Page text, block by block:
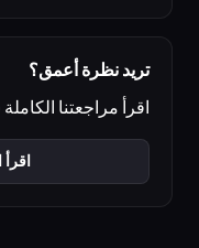
تريد نظرة أعمق؟
اقرأ مراجعتنا
اقرأ